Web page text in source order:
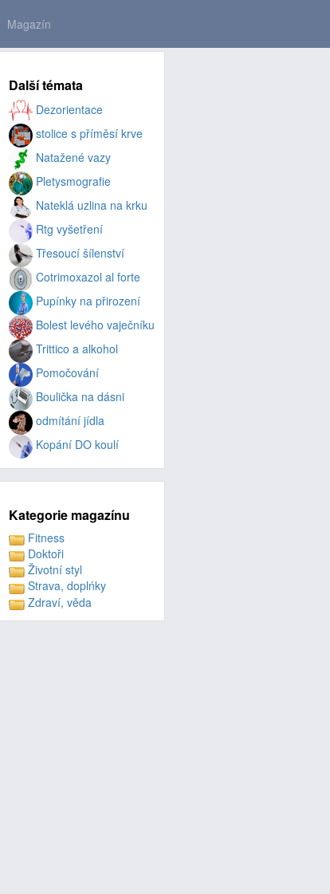
Magazín
Další témata
Dezorientace
stolice s příměsí krve
Natažené vazy
Pletysmografie
Nateklá uzlina na krku
Rtg vyšetření
Třesoucí šílenství
Cotrimoxazol al forte
Pupínky na přirození
Bolest levého vaječníku
Trittico a alkohol
Pomočování
Boulička na dásni
odmítání jídla
Kopání DO koulí
Kategorie magazínu
Fitness
Doktoři
Životní styl
Strava, doplńky
Zdraví, věda